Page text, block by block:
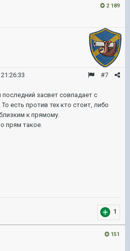
2 189
#7
засвет совпадает с
есть против тех кто стоит, либо
к прямому.
прям такое.
1
151